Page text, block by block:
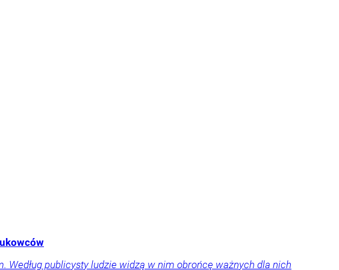
Według publicysty ludzie widzą w nim obrońcę ważnych dla nich